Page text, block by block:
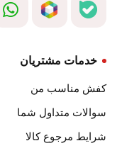
خدمات مشتریان
کفش مناسب من
سوالات متداول شما
شرایط مرجوع کالا